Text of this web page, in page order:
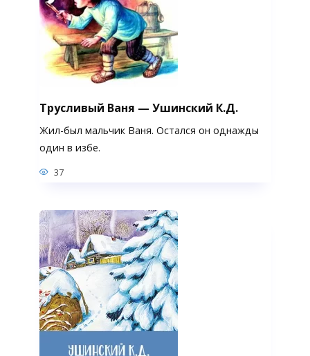
Трусливый Ваня — Ушинский К.Д.
Жил-был мальчик Ваня. Остался он однажды
один в избе.
37